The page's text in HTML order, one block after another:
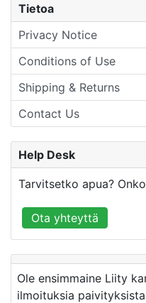
Tietoa
Privacy Notice
Conditions of Use
Shipping & Returns
Contact Us
Help Desk
Tarvitsetko apua?
Ota yhteyttä
Ole ensimmaine Liity
ilmoituksia